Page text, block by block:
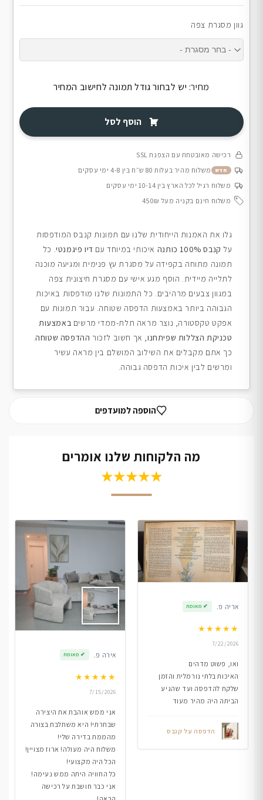
גוון מסגרת צפה
מחיר: יש לבחור גודל תמונה לחישוב המחיר
הוסף לסל
רכישה מאובטחת עם הצפנת SSL
חדש
משלוח מהיר בעלות 80 ש״ח בין 4-8 ימי עסקים
משלוח רגיל לכל הארץ בין 10-14 ימי עסקים
משלוח חינם בקניה מעל 450₪
גלו את האמנות הייחודית שלנו עם תמונות קנבס המודפסות
על קנבס 100% כותנה איכותי במיוחד עם דיו פיגמנטי. כל
תמונה מתוחה בקפידה על מסגרת עץ פנימית ומגיעה מוכנה
לתלייה מיידית. הוסף מגע אישי עם מסגרת חיצונית צפה
במגוון צבעים מרהיבים. כל התמונות שלנו מודפסות באיכות
הגבוהה ביותר באמצעות הדפסה שטוחה. עבור תמונות עם
אפקט טקסטורה, נוצר מראה תלת-ממדי מרשים באמצעות
טכניקת הצללות שפיתחנו, אך חשוב לזכור ההדפסה שטוחה.
כך אתם מקבלים את השילוב המושלם בין מראה עשיר
ומרשים לבין איכות הדפסה גבוהה.
הוספה למועדפים
מה הלקוחות שלנו אומרים
★★★★★
אריה פ. ✔ מאומת
★★★★★
7/22/2026
ואו, פשוט מדהים
האיכות בלתי נורמלית והזמן
שלקח להדפסה ועד שהגיע
הביתה היה מהיר מעוד
הדפסה על קנבס
אירה פ. ✔ מאומת
★★★★★
7/15/2026
אני ממש אוהבת את היצירה
שבחרתי! היא משתלבת בצורה
מהממת בדירה שלי!
משלוח היה מעולה! ארוז מצויין!
הכל היה מקצועי!
כל החוויה היתה ממש נעימה!
אני כבר חושבת על רכישה